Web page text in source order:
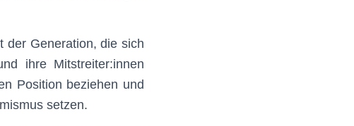
der Generation, die sich
ihre Mitstreiter:innen
Position beziehen und
setzen.